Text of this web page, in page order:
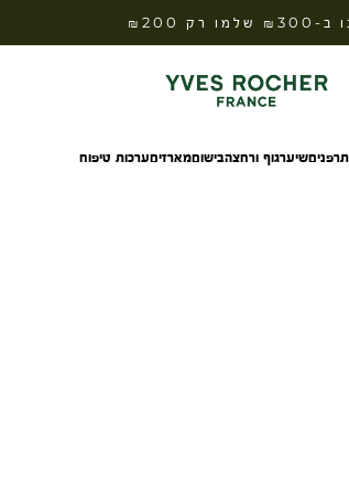
שלמו רק ₪200
Yves Rocher Israel
פניםשיערגוף ורחצהבישוםמארזיםערכות טיפוח